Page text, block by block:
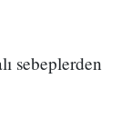
sebeplerden